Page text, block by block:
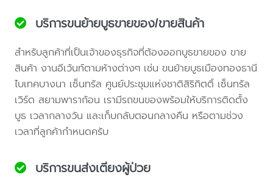
บริการขนย้ายบูธขายของ/ขายสินค้า
สำหรับลูกค้าที่เป็นเจ้าของธุรกิจที่ต้องออกบูธขายของ ขาย
สินค้า งานอีเว้นท์ตามห้างต่างๆ เช่น ขนย้ายบูธเมืองทองธานี
ไบเทคบางนา เซ็นทรัล ศูนย์ประชุมแห่งชาติสิริกิตติ์ เซ็นทรัล
เวิร์ด สยามพาราก้อน เรามีรถขนของพร้อมให้บริการติดตั้ง
บูธ เวลากลางวัน และเก็บกลับตอนกลางคืน หรือตามช่วง
เวลาที่ลูกค้ากำหนดครับ
บริการขนส่งเตียงผู้ป่วย